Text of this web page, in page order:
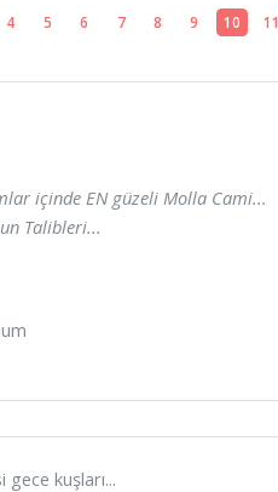
4 5 6 7 8 9 10 11
içinde EN güzeli Molla Cami...
Talibleri...
gece kuşları...